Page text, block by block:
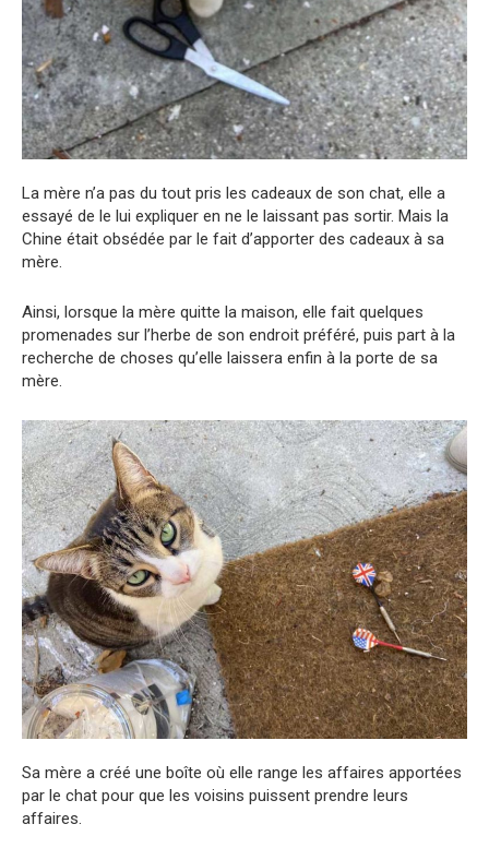
La mère n’a pas du tout pris les cadeaux de son chat, elle a
essayé de le lui expliquer en ne le laissant pas sortir. Mais la
Chine était obsédée par le fait d’apporter des cadeaux à sa
mère.
Ainsi, lorsque la mère quitte la maison, elle fait quelques
promenades sur l’herbe de son endroit préféré, puis part à la
recherche de choses qu’elle laissera enfin à la porte de sa
mère.
Sa mère a créé une boîte où elle range les affaires apportées
par le chat pour que les voisins puissent prendre leurs
affaires.